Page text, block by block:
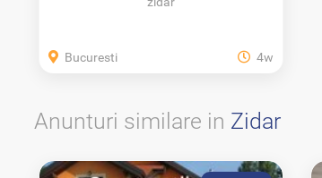
Bucuresti 4w
Anunturi similare in Zidar